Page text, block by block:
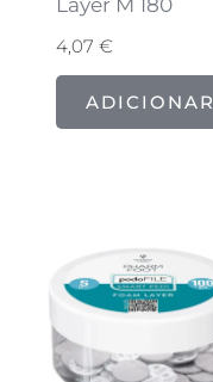
Layer M 180
4,07 €
ADICIONAR